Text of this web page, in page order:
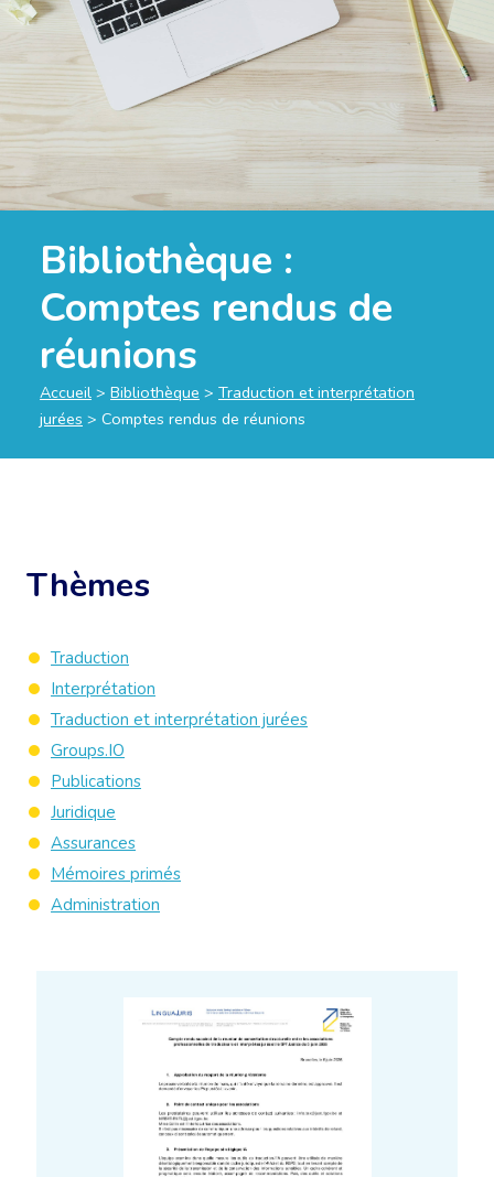
Bibliothèque :
Comptes rendus de
réunions
Accueil > Bibliothèque > Traduction et interprétation
jurées > Comptes rendus de réunions
Thèmes
Traduction
Interprétation
Traduction et interprétation jurées
Groups.IO
Publications
Juridique
Assurances
Mémoires primés
Administration